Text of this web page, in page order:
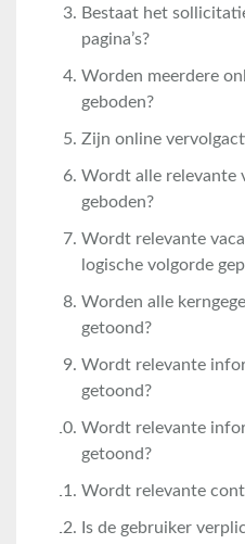
Bestaat het
pagina’s?
Worden meerdere
geboden?
Zijn online
Wordt alle relevante
geboden?
Wordt relevante
logische volgorde
Worden alle
getoond?
Wordt relevante
getoond?
Wordt relevante
getoond?
Wordt relevante
Is de gebruiker